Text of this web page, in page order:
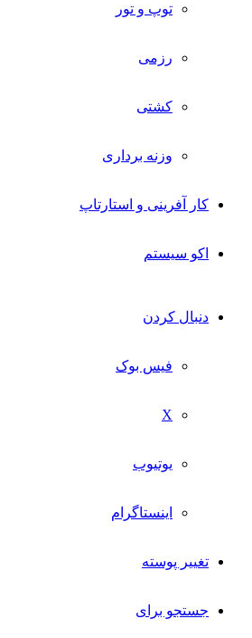
توپ و تور
رزمی
کشتی
وزنه برداری
کار آفرینی و استارتاپ
اکو سیستم
دنبال کردن
فیس بوک
X
یوتیوب
اینستاگرام
تغییر پوسته
جستجو برای